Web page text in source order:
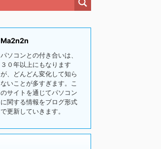
Ma2n2n
パソコンとの付き合いは、
３０年以上にもなります
が、どんどん変化して知ら
ないことが多すぎます。こ
のサイトを通じてパソコン
に関する情報をブログ形式
で更新していきます。